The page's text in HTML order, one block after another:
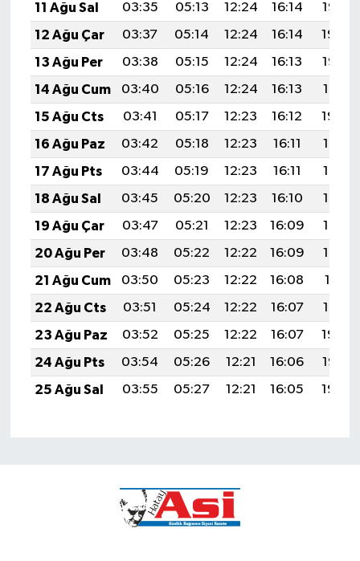
11 Ağu Sal
03:35 05:13 12:24 16:14
19:25
12 Ağu Çar
03:37 05:14 12:24 16:14
19:24
13 Ağu Per
03:38 05:15 12:24 16:13
19:22
14 Ağu Cum
03:40 05:16 12:24 16:13
19:21
15 Ağu Cts
03:41 05:17 12:23 16:12
19:20
16 Ağu Paz
03:42 05:18 12:23 16:11
19:18
17 Ağu Pts
03:44 05:19 12:23 16:11
19:17
18 Ağu Sal
03:45 05:20 12:23 16:10
19:16
19 Ağu Çar
03:47 05:21 12:23 16:09
19:14
20 Ağu Per
03:48 05:22 12:22 16:09
19:13
21 Ağu Cum
03:50 05:23 12:22 16:08
19:11
22 Ağu Cts
03:51 05:24 12:22 16:07
19:10
23 Ağu Paz
03:52 05:25 12:22 16:07
19:08
24 Ağu Pts
03:54 05:26 12:21 16:06
19:07
25 Ağu Sal
03:55 05:27 12:21 16:05 19:05